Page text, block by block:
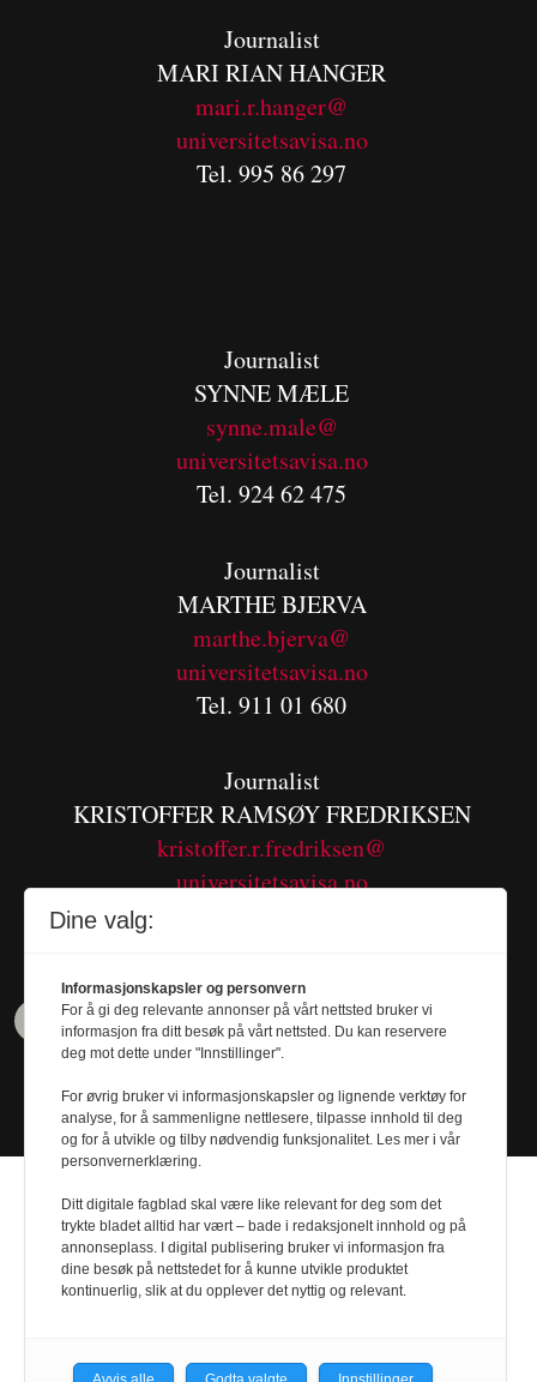
Journalist
MARI RIAN HANGER
mari.r.hanger@
universitetsavisa.no
Tel. 995 86 297
Journalist
SYNNE MÆLE
synne.male@
universitetsavisa.no
Tel. 924 62 475
Journalist
MARTHE BJERVA
marthe.bjerva@
universitetsavisa.no
Tel. 911 01 680
Journalist
KRISTOFFER RAMSØY FREDRIKSEN
kristoffer.r.fredriksen@
universitetsavisa.no
Design byNordström Design- Powered by
Dine valg:
Informasjonskapsler og personvern
For å gi deg relevante annonser på vårt nettsted bruker vi
informasjon fra ditt besøk på vårt nettsted. Du kan reservere
deg mot dette under "Innstillinger".
For øvrig bruker vi informasjonskapsler og lignende verktøy for
analyse, for å sammenligne nettlesere, tilpasse innhold til deg
og for å utvikle og tilby nødvendig funksjonalitet. Les mer i vår
personvernerklæring.
Ditt digitale fagblad skal være like relevant for deg som det
trykte bladet alltid har vært – bade i redaksjonelt innhold og på
annonseplass. I digital publisering bruker vi informasjon fra
dine besøk på nettstedet for å kunne utvikle produktet
kontinuerlig, slik at du opplever det nyttig og relevant.